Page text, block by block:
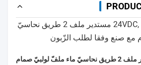
24VDC, 110VAC 2W160-15 مستدير ملف 2 طريق نحاسيّ
مع صنع وفقا لطلب الزّبون